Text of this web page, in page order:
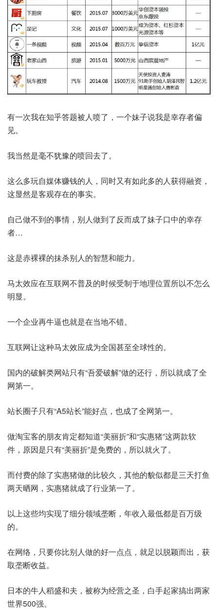
有一次我在知乎答题被人喷了，一个妹子说我是幸存者偏
见。
我当然是毫不犹豫的喷回去了。
这么多玩自媒体赚钱的人，同时又有如此多的人获得融资，
这显然是客观存在的事实。
自己做不到的事情，别人做到了反而成了妹子口中的幸存
者…
这是赤裸裸的抹杀别人的智慧和能力。
马太效应在互联网不普及的时候受制于地理位置所以不怎么
明显。
一个企业再牛逼也就是在当地不错。
互联网让这种马太效应成为全国甚至全球性的。
国内的破解类网站只有“吾爱破解”做的还行，所以就成了全
网第一。
站长圈子只有“A5站长”能好点，也成了全网第一。
做淘宝客的朋友肯定都知道“美丽折”和“实惠猪”这两款软
件，原因是只有“美丽折”是免费的，所以就火了。
而付费的除了实惠猪做的比较久，其他的貌似都是三天打鱼
两天晒网，实惠猪就成了行业第一了。
以上这些均实现了细分领域垄断，年收入最低都是百万级
的。
在网络，只要你比别人做的好一点点，就足以脱颖而出，获
取垄断收益。
日本的牛人稻盛和夫，被称为经营之圣，白手起家搞出两家
世界500强。